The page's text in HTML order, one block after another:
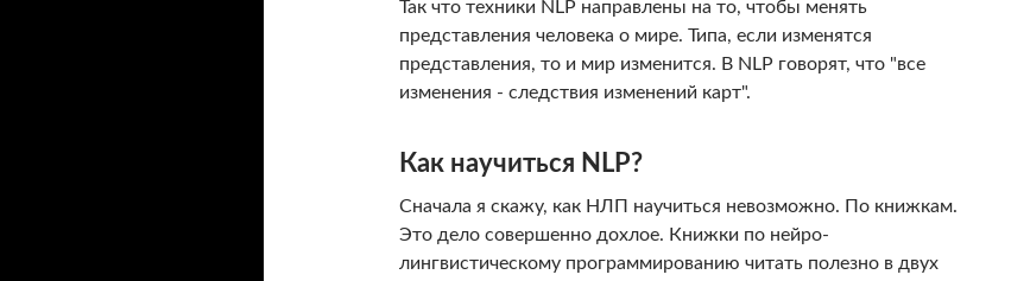
Так что техники NLP направлены на то, чтобы менять
представления человека о мире. Типа, если изменятся
представления, то и мир изменится. В NLP говорят, что "все
изменения - следствия изменений карт".
Как научиться NLP?
Сначала я скажу, как НЛП научиться невозможно. По книжкам.
Это дело совершенно дохлое. Книжки по нейро-
лингвистическому программированию читать полезно в двух